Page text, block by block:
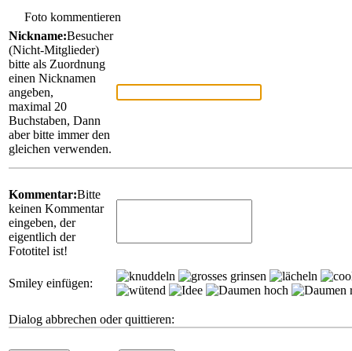
Foto kommentieren
Nickname:Besucher
(Nicht-Mitglieder)
bitte als Zuordnung
einen Nicknamen
angeben,
maximal 20
Buchstaben, Dann
aber bitte immer den
gleichen verwenden.
Kommentar:Bitte
keinen Kommentar
eingeben, der
eigentlich der
Fototitel ist!
Smiley einfügen:
Dialog abbrechen oder quittieren: